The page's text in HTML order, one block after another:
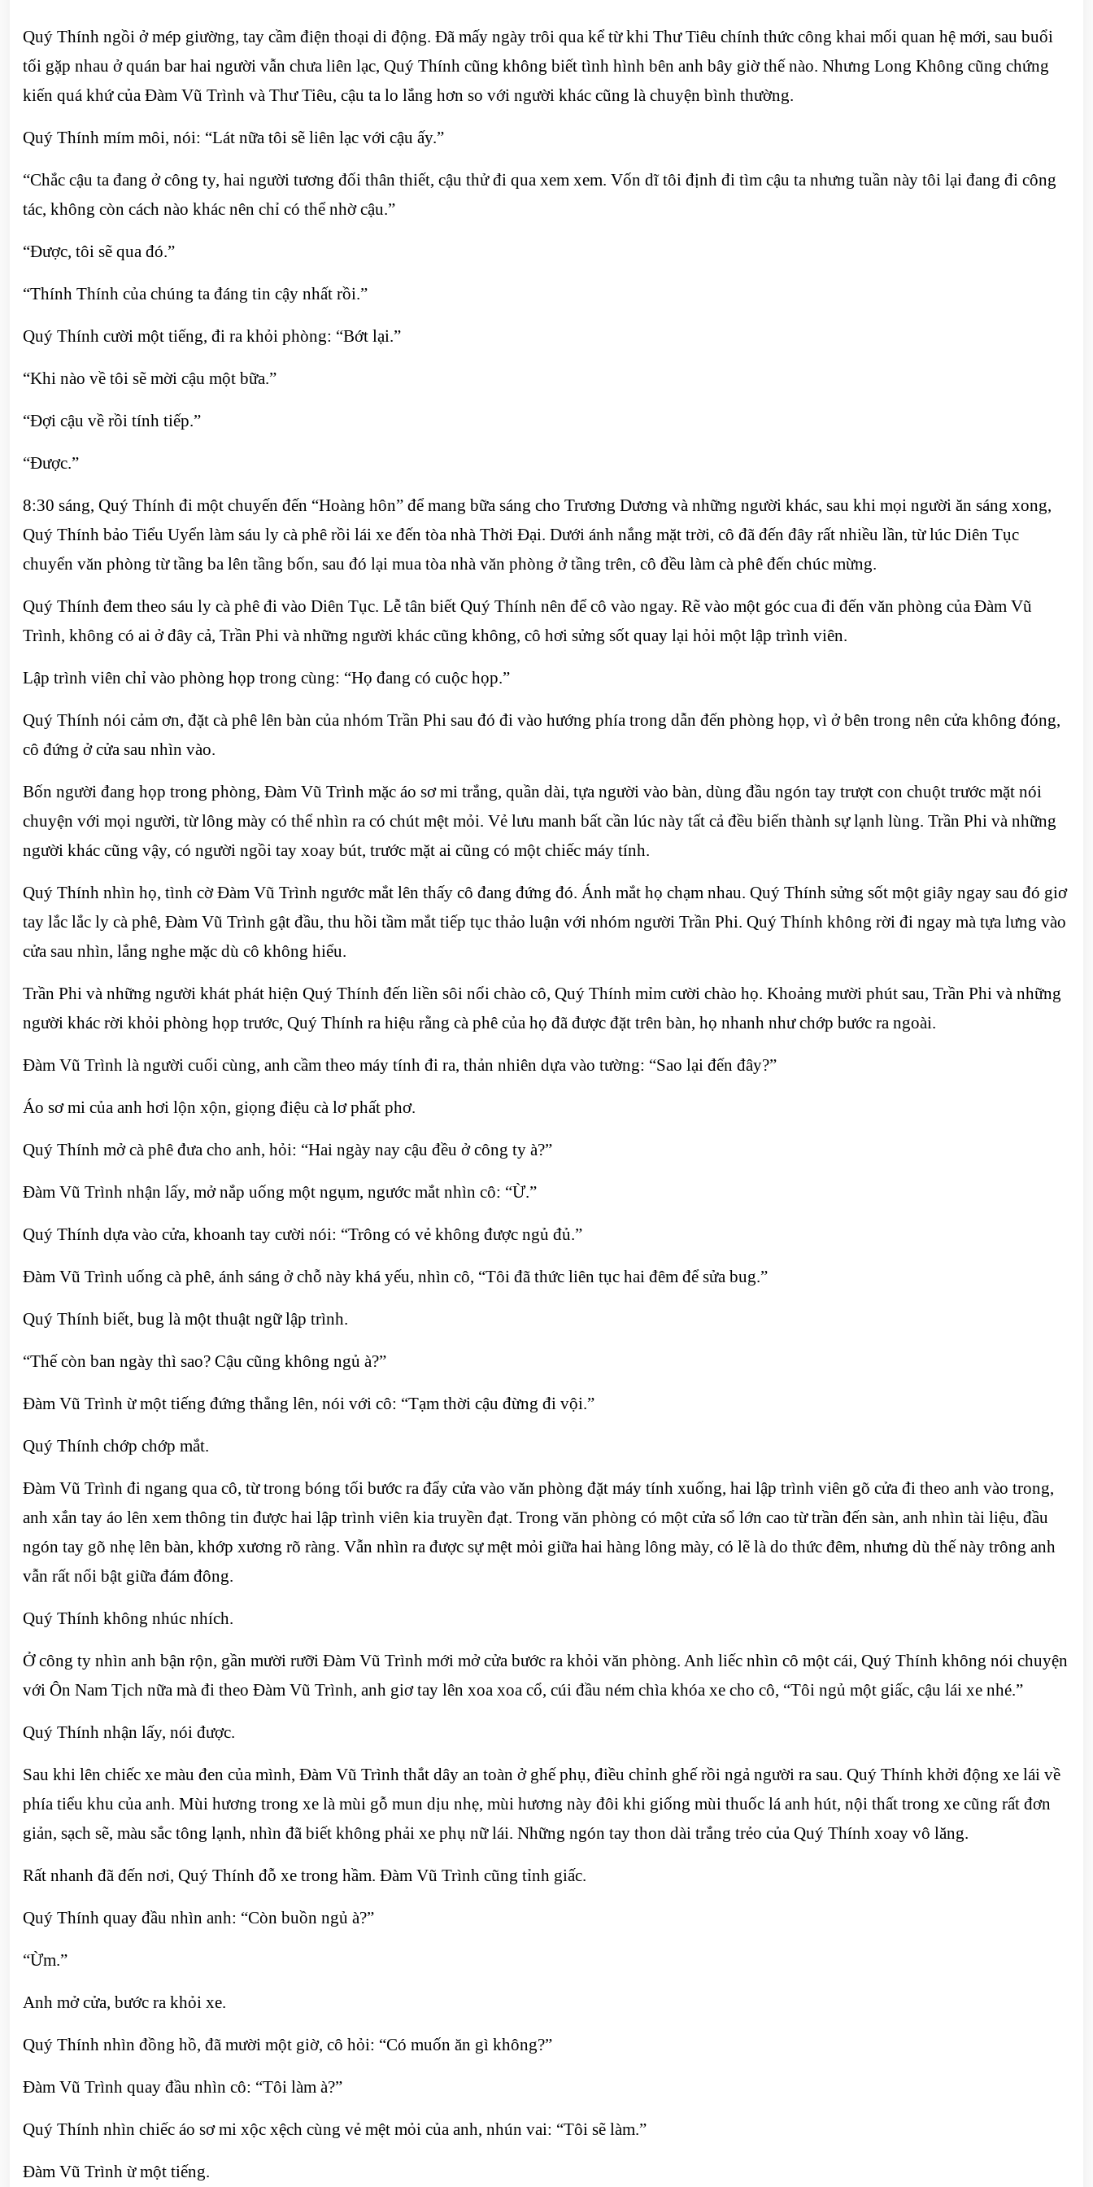
Quý Thính ngồi ở mép giường, tay cầm điện thoại di động. Đã mấy ngày trôi qua kể từ khi Thư Tiêu chính thức công khai mối quan hệ mới, sau buổi
tối gặp nhau ở quán bar hai người vẫn chưa liên lạc, Quý Thính cũng không biết tình hình bên anh bây giờ thế nào. Nhưng Long Không cũng chứng
kiến ​​quá khứ của Đàm Vũ Trình và Thư Tiêu, cậu ta lo lắng hơn so với người khác cũng là chuyện bình thường.
Quý Thính mím môi, nói: “Lát nữa tôi sẽ liên lạc với cậu ấy.”
“Chắc cậu ta đang ở công ty, hai người tương đối thân thiết, cậu thử đi qua xem xem. Vốn dĩ tôi định đi tìm cậu ta nhưng tuần này tôi lại đang đi công
tác, không còn cách nào khác nên chỉ có thể nhờ cậu.”
“Được, tôi sẽ qua đó.”
“Thính Thính của chúng ta đáng tin cậy nhất rồi.”
Quý Thính cười một tiếng, đi ra khỏi phòng: “Bớt lại.”
“Khi nào về tôi sẽ mời cậu một bữa.”
“Đợi cậu về rồi tính tiếp.”
“Được.”
8:30 sáng, Quý Thính đi một chuyến đến “Hoàng hôn” để mang bữa sáng cho Trương Dương và những người khác, sau khi mọi người ăn sáng xong,
Quý Thính bảo Tiểu Uyển làm sáu ly cà phê rồi lái xe đến tòa nhà Thời Đại. Dưới ánh nắng mặt trời, cô đã đến đây rất nhiều lần, từ lúc Diên Tục
chuyển văn phòng từ tầng ba lên tầng bốn, sau đó lại mua tòa nhà văn phòng ở tầng trên, cô đều làm cà phê đến chúc mừng.
Quý Thính đem theo sáu ly cà phê đi vào Diên Tục. Lễ tân biết Quý Thính nên để cô vào ngay. Rẽ vào một góc cua đi đến văn phòng của Đàm Vũ
Trình, không có ai ở đây cả, Trần Phi và những người khác cũng không, cô hơi sửng sốt quay lại hỏi một lập trình viên.
Lập trình viên chỉ vào phòng họp trong cùng: “Họ đang có cuộc họp.”
Quý Thính nói cảm ơn, đặt cà phê lên bàn của nhóm Trần Phi sau đó đi vào hướng phía trong dẫn đến phòng họp, vì ở bên trong nên cửa không đóng,
cô đứng ở cửa sau nhìn vào.
Bốn người đang họp trong phòng, Đàm Vũ Trình mặc áo sơ mi trắng, quần dài, tựa người vào bàn, dùng đầu ngón tay trượt con chuột trước mặt nói
chuyện với mọi người, từ lông mày có thể nhìn ra có chút mệt mỏi. Vẻ lưu manh bất cần lúc này tất cả đều biến thành sự lạnh lùng. Trần Phi và những
người khác cũng vậy, có người ngồi tay xoay bút, trước mặt ai cũng có một chiếc máy tính.
Quý Thính nhìn họ, tình cờ Đàm Vũ Trình ngước mắt lên thấy cô đang đứng đó. Ánh mắt họ chạm nhau. Quý Thính sửng sốt một giây ngay sau đó giơ
tay lắc lắc ly cà phê, Đàm Vũ Trình gật đầu, thu hồi tầm mắt tiếp tục thảo luận với nhóm người Trần Phi. Quý Thính không rời đi ngay mà tựa lưng vào
cửa sau nhìn, lắng nghe mặc dù cô không hiểu.
Trần Phi và những người khát phát hiện Quý Thính đến liền sôi nổi chào cô, Quý Thính mỉm cười chào họ. Khoảng mười phút sau, Trần Phi và những
người khác rời khỏi phòng họp trước, Quý Thính ra hiệu rằng cà phê của họ đã được đặt trên bàn, họ nhanh như chớp bước ra ngoài.
Đàm Vũ Trình là người cuối cùng, anh cầm theo máy tính đi ra, thản nhiên dựa vào tường: “Sao lại đến đây?”
Áo sơ mi của anh hơi lộn xộn, giọng điệu cà lơ phất phơ.
Quý Thính mở cà phê đưa cho anh, hỏi: “Hai ngày nay cậu đều ở công ty à?”
Đàm Vũ Trình nhận lấy, mở nắp uống một ngụm, ngước mắt nhìn cô: “Ừ.”
Quý Thính dựa vào cửa, khoanh tay cười nói: “Trông có vẻ không được ngủ đủ.”
Đàm Vũ Trình uống cà phê, ánh sáng ở chỗ này khá yếu, nhìn cô, “Tôi đã thức liên tục hai đêm để sửa bug.”
Quý Thính biết, bug là một thuật ngữ lập trình.
“Thế còn ban ngày thì sao? Cậu cũng không ngủ à?”
Đàm Vũ Trình ừ một tiếng đứng thẳng lên, nói với cô: “Tạm thời cậu đừng đi vội.”
Quý Thính chớp chớp mắt.
Đàm Vũ Trình đi ngang qua cô, từ trong bóng tối bước ra đẩy cửa vào văn phòng đặt máy tính xuống, hai lập trình viên gõ cửa đi theo anh vào trong,
anh xắn tay áo lên xem thông tin được hai lập trình viên kia truyền đạt. Trong văn phòng có một cửa sổ lớn cao từ trần đến sàn, anh nhìn tài liệu, đầu
ngón tay gõ nhẹ lên bàn, khớp xương rõ ràng. Vẫn nhìn ra được sự mệt mỏi giữa hai hàng lông mày, có lẽ là do thức đêm, nhưng dù thế này trông anh
vẫn rất nổi bật giữa đám đông.
Quý Thính không nhúc nhích.
Ở công ty nhìn anh bận rộn, gần mười rưỡi Đàm Vũ Trình mới mở cửa bước ra khỏi văn phòng. Anh liếc nhìn cô một cái, Quý Thính không nói chuyện
với Ôn Nam Tịch nữa mà đi theo Đàm Vũ Trình, anh giơ tay lên xoa xoa cổ, cúi đầu ném chìa khóa xe cho cô, “Tôi ngủ một giấc, cậu lái xe nhé.”
Quý Thính nhận lấy, nói được.
Sau khi lên chiếc xe màu đen của mình, Đàm Vũ Trình thắt dây an toàn ở ghế phụ, điều chỉnh ghế rồi ngả người ra sau. Quý Thính khởi động xe lái về
phía tiểu khu của anh. Mùi hương trong xe là mùi gỗ mun dịu nhẹ, mùi hương này đôi khi giống mùi thuốc lá anh hút, nội thất trong xe cũng rất đơn
giản, sạch sẽ, màu sắc tông lạnh, nhìn đã biết không phải xe phụ nữ lái. Những ngón tay thon dài trắng trẻo của Quý Thính xoay vô lăng.
Rất nhanh đã đến nơi, Quý Thính đỗ xe trong hầm. Đàm Vũ Trình cũng tỉnh giấc.
Quý Thính quay đầu nhìn anh: “Còn buồn ngủ à?”
“Ừm.”
Anh mở cửa, bước ra khỏi xe.
Quý Thính nhìn đồng hồ, đã mười một giờ, cô hỏi: “Có muốn ăn gì không?”
Đàm Vũ Trình quay đầu nhìn cô: “Tôi làm à?”
Quý Thính nhìn chiếc áo sơ mi xộc xệch cùng vẻ mệt mỏi của anh, nhún vai: “Tôi sẽ làm.”
Đàm Vũ Trình ừ một tiếng.